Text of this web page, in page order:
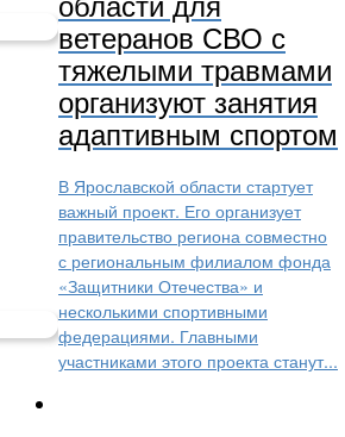
ветеранов СВО с
тяжелыми травмами
организуют занятия
адаптивным спортом
В Ярославской области стартует
важный проект. Его организует
правительство региона совместно
с региональным филиалом фонда
«Защитники Отечества» и
несколькими спортивными
федерациями. Главными
участниками этого проекта станут...